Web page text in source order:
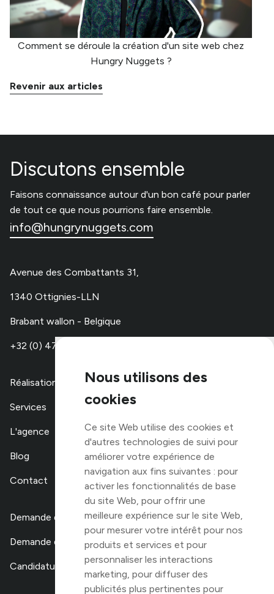
Nous utilisons des
cookies
Ce site Web utilise des cookies et
d'autres technologies de suivi pour
améliorer votre expérience de
navigation aux fins suivantes : pour
activer les fonctionnalités de base
du site Web, pour offrir une
meilleure expérience sur le site Web,
pour mesurer votre intérêt pour nos
produits et services et pour
personnaliser les interactions
marketing, pour diffuser des
publicités plus pertinentes pour
Comment se déroule la création d'un site web chez
Hungry Nuggets ?
Revenir aux articles
Discutons ensemble
Faisons connaissance autour d'un bon café pour parler
de tout ce que nous pourrions faire ensemble.
info@hungrynuggets.com
Avenue des Combattants 31,
1340 Ottignies-LLN
Brabant wallon - Belgique
+32 (0) 479 67 48 00
Réalisations
Services
L'agence
Blog
Contact
Demande de devis
Demande de stage
Candidature libre